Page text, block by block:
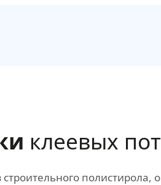
клеевых
полистирола,